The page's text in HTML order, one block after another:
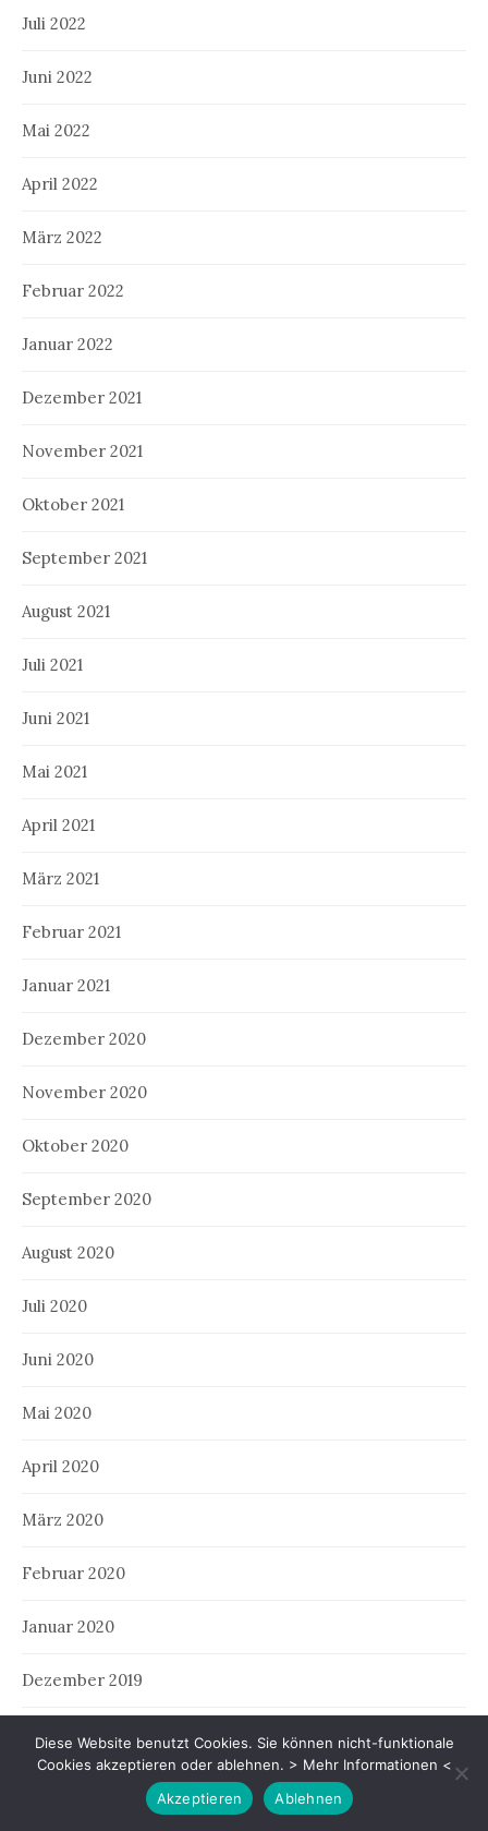
Juli 2022
Juni 2022
Mai 2022
April 2022
März 2022
Februar 2022
Januar 2022
Dezember 2021
November 2021
Oktober 2021
September 2021
August 2021
Juli 2021
Juni 2021
Mai 2021
April 2021
März 2021
Februar 2021
Januar 2021
Dezember 2020
November 2020
Oktober 2020
September 2020
August 2020
Juli 2020
Juni 2020
Mai 2020
April 2020
März 2020
Februar 2020
Januar 2020
Dezember 2019
November 2019
Diese Website benutzt Cookies. Sie können nicht-funktionale
Cookies akzeptieren oder ablehnen. > Mehr Informationen <
Akzeptieren
Ablehnen